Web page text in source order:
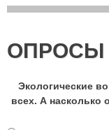
ОПРОСЫ
Экологические
всех. А насколько